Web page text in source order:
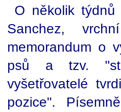
O několik týdnů
Sanchez,
memorandum o
psů a tzv.
vyšetřovatelé
pozice".